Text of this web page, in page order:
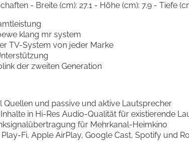
- Breite (cm): 27.1 - Höhe (cm): 7.9 - Tiefe
klang mr system
TV-System von jeder Marke
der zweiten Generation
Quellen und passive und aktive Lautsprecher
in Hi-Res Audio-Qualität für existierende
für Mehrkanal-Heimkino
Fi, Apple AirPlay, Google Cast, Spotify und